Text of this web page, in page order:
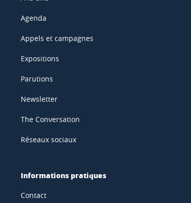
Agenda
Appels et campagnes
Expositions
Parutions
Newsletter
The Conversation
Réseaux sociaux
Informations pratiques
Contact